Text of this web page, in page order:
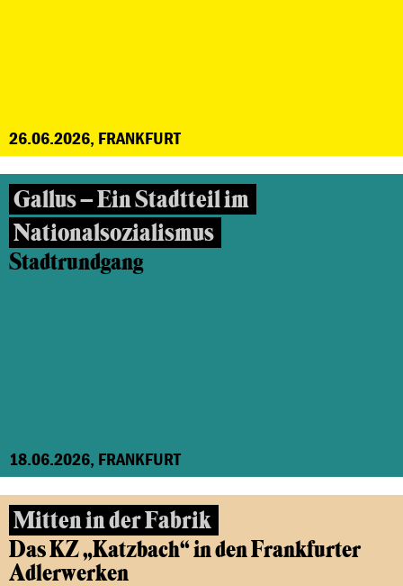
26.06.2026, FRANKFURT
Gallus – Ein Stadtteil im
Nationalsozialismus
Stadtrundgang
18.06.2026, FRANKFURT
Mitten in der Fabrik
Das KZ „Katzbach“ in den Frankfurter
Adlerwerken